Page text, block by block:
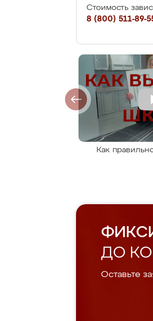
Стоимость
8 (800) 511-89-
Как
ДО
Оставьте